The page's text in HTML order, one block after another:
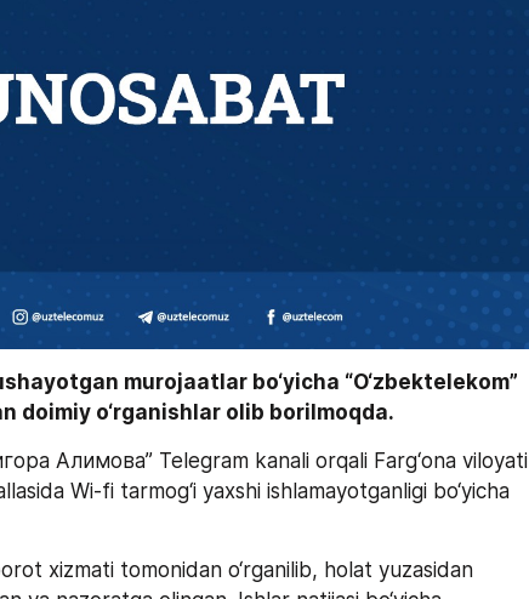
murojaatlar bo‘yicha “O‘zbektelekom”
doimiy o‘rganishlar olib borilmoqda.
Алимова” Telegram kanali orqali Farg‘ona viloyati
xizmati tomonidan o‘rganilib, holat yuzasidan